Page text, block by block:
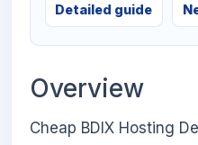
Detailed guide
Overview
Cheap BDIX Hosting